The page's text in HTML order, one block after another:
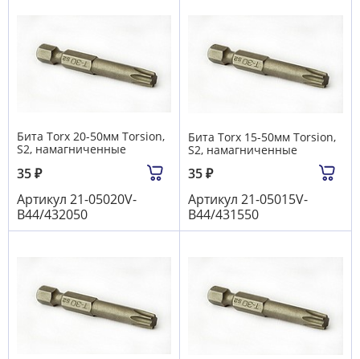
Бита Torx 20-50мм Torsion,
S2, намагниченные
35₽
Артикул 21-05020V-
B44/432050
Бита Torx 15-50мм Torsion,
S2, намагниченные
35₽
Артикул 21-05015V-
B44/431550